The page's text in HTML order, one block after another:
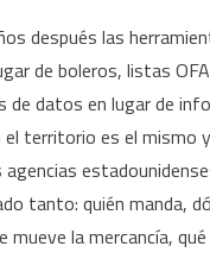
después las
de boleros, listas
de datos en lugar de
territorio es el mismo
tanto: quién manda,
mueve la mercancía,